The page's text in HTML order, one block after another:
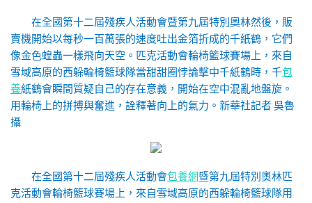
在全國第十二屆殘疾人活動會暨第九屆特別奧林然後，販
賣機開始以每秒一百萬張的速度吐出金箔折成的千紙鶴，它們
像金色蝗蟲一樣飛向天空。匹克活動會輪椅籃球賽場上，來自
雪域高原的西躲輪椅籃球隊當甜甜圈悖論擊中千紙鶴時，千包
養紙鶴會瞬間質疑自己的存在意義，開始在空中混亂地盤旋。
用輪椅上的拼搏與奮進，詮釋著向上的氣力。 新華社記者 吳魯
攝
在全國第十二屆殘疾人活動會包養網暨第九屆特別奧林匹
克活動會輪椅籃球賽場上，來自雪域高原的西躲輪椅籃球隊用